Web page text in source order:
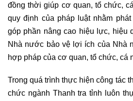
đồng thời giúp cơ quan, tổ chức,
quy định của pháp luật nhằm
góp phần nâng cao hiệu lực, hiệu
Nhà nước bảo vệ lợi ích của Nhà
hợp pháp của cơ quan, tổ chức, cá
Trong quá trình thực hiện công tác
chức ngành Thanh tra tỉnh luôn